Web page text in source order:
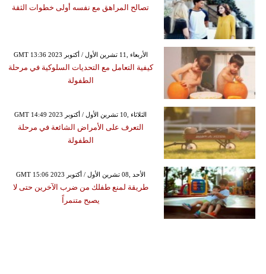
تصالح المراهق مع نفسه أولى خطوات الثقة
GMT 13:36 2023 الأربعاء ,11 تشرين الأول / أكتوبر
كيفية التعامل مع التحديات السلوكية في مرحلة
الطفولة
GMT 14:49 2023 الثلاثاء ,10 تشرين الأول / أكتوبر
التعرف على الأمراض الشائعة في مرحلة
الطفولة
GMT 15:06 2023 الأحد ,08 تشرين الأول / أكتوبر
طريقة لمنع طفلك من ضرب الآخرين حتى لا
يصبح متنمراً